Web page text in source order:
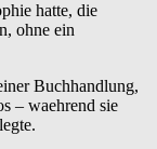
hatte, die
ohne ein
Buchhandlung,
– waehrend sie